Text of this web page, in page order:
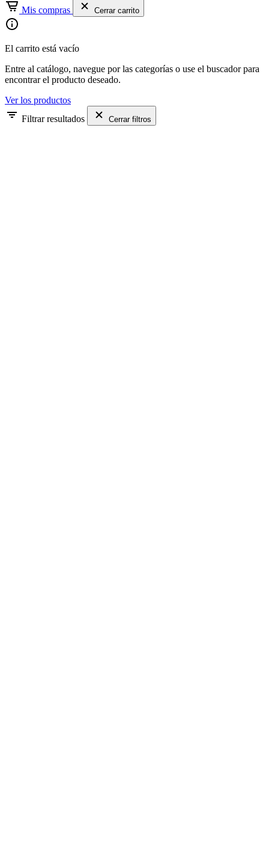
Mis compras Cerrar carrito
El carrito está vacío
Entre al catálogo, navegue por las categorías o use el buscador para
encontrar el producto deseado.
Ver los productos
Filtrar resultados
Cerrar filtros